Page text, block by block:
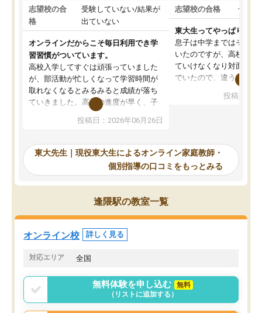
志望校の合
格
受験していない/結果が
出ていない
オンラインだからこそ毎日利用でき学
習習慣がついています。
高校入学してすぐは頑張っていました
が、部活動が忙しくなって学習時間が
取れなくなるとみるみると成績が落ち
ていきました。高校の進度が早く、子
供も家に帰って勉強の話すると嫌な反
応を示します。東大先生にお願いして
れるので、親としても安心です。毎日
使える自習室とかもあり、わからない
ところがあれば先生が回答してくれる
のも重宝しています。
投稿日：2026年06月26日
志望校の合格 合格
東大生ってやっぱりすご
息子は中学まではそこそ
いたのですが、高校に入
ていけなくなり対面の塾
でいたので、違うアプロ
で、当初は模試でD判定
自習室が毎日使えていつ
るのが心強かったよう
謝です。
投稿日：
東大先生｜現役東大生によるオンライン家庭教師・
個別指導の口コミをもっとみる
逢隈駅の教室一覧
オンライン校 詳しく見る
対応エリア 全国
無料体験を申し込む
無料
（リストに追加する）